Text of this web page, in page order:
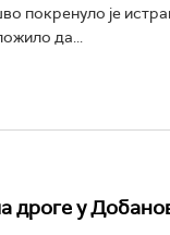
покренуло је
да...
дроге у